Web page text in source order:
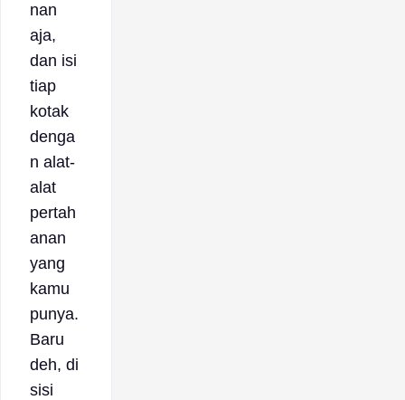
nan
aja,
dan isi
tiap
kotak
denga
n alat-
alat
pertah
anan
yang
kamu
punya.
Baru
deh, di
sisi